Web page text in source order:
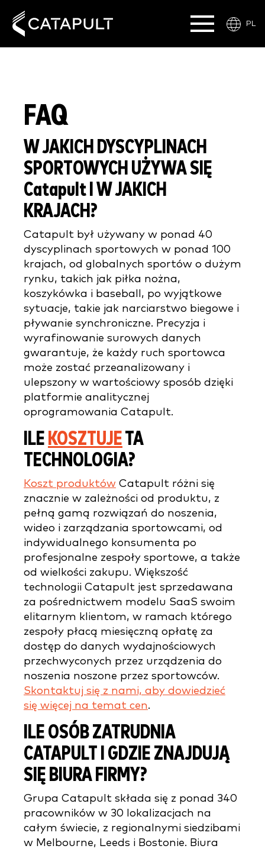
PL
FAQ
W JAKICH DYSCYPLINACH
SPORTOWYCH UŻYWA SIĘ
Catapult I W JAKICH
KRAJACH?
Catapult był używany w ponad 40
dyscyplinach sportowych w ponad 100
krajach, od globalnych sportów o dużym
rynku, takich jak piłka nożna,
koszykówka i baseball, po wyjątkowe
sytuacje, takie jak narciarstwo biegowe i
pływanie synchroniczne. Precyzja i
wyrafinowanie surowych danych
gwarantuje, że każdy ruch sportowca
może zostać przeanalizowany i
ulepszony w wartościowy sposób dzięki
platformie analitycznej
oprogramowania Catapult.
ILE KOSZTUJETA
TECHNOLOGIA?
Koszt produktów Catapult różni się
znacznie w zależności od produktu, z
pełną gamą rozwiązań do noszenia,
wideo i zarządzania sportowcami, od
indywidualnego konsumenta po
profesjonalne zespoły sportowe, a także
od wielkości zakupu. Większość
technologii Catapult jest sprzedawana
za pośrednictwem modelu SaaS swoim
elitarnym klientom, w ramach którego
zespoły płacą miesięczną opłatę za
dostęp do danych wydajnościowych
przechwyconych przez urządzenia do
noszenia noszone przez sportowców.
Skontaktuj się z nami, aby dowiedzieć
się więcej na temat cen.
ILE OSÓB ZATRUDNIA
CATAPULT I GDZIE ZNAJDUJĄ
SIĘ BIURA FIRMY?
Grupa Catapult składa się z ponad 340
pracowników w 30 lokalizacjach na
całym świecie, z regionalnymi siedzibami
w Melbourne, Leeds i Bostonie. Biura